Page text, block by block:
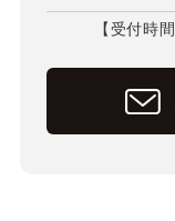
【受付時